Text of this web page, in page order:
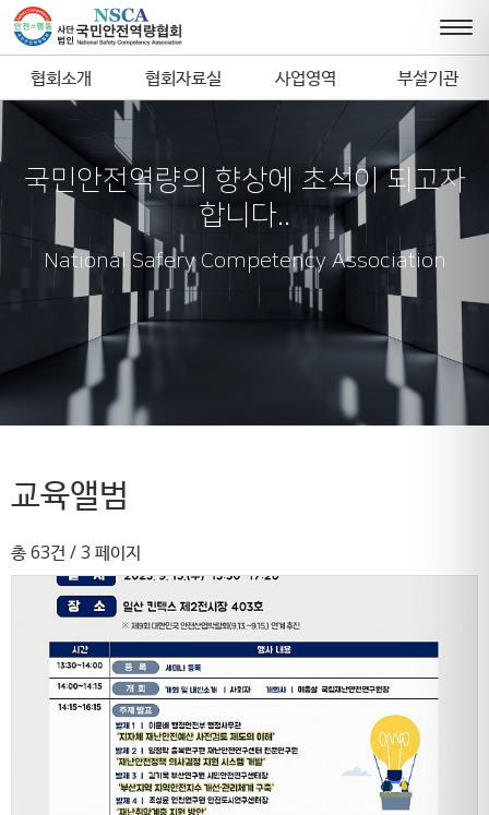
협회소개 협회자료실 사업영역 부설기관
국민안전역량의 향상에 초석이 되고자
합니다..
National Safery Competency Association
교육앨범
총 63건 / 3 페이지